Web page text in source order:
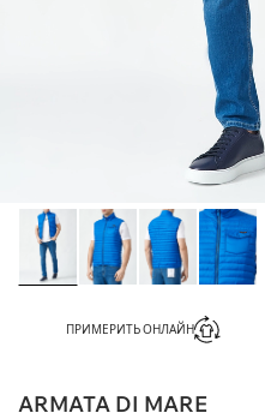
ПРИМЕРИТЬ ОНЛАЙН
ARMATA DI MARE